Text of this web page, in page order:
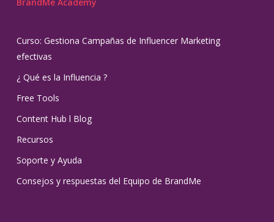
Curso: Gestiona Campañas de Influencer Marketing
efectivas
¿ Qué es la Influencia ?
Free Tools
Content Hub l Blog
Recursos
Soporte y Ayuda
Consejos y respuestas del Equipo de BrandMe